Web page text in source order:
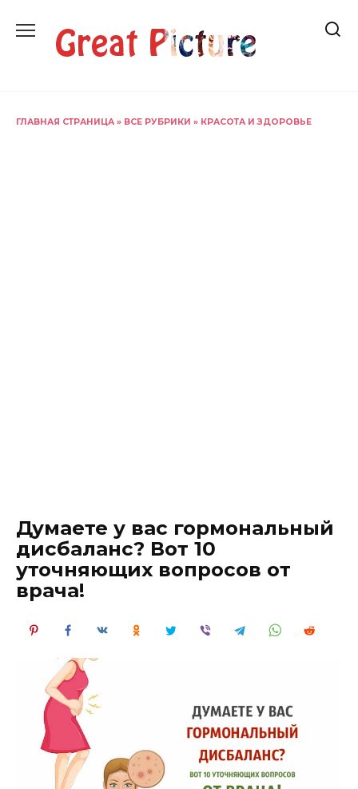
содержанию
ГЛАВНАЯ СТРАНИЦА » ВСЕ РУБРИКИ » КРАСОТА И ЗДОРОВЬЕ
Думаете у вас гормональный
дисбаланс? Вот 10
уточняющих вопросов от
врача!